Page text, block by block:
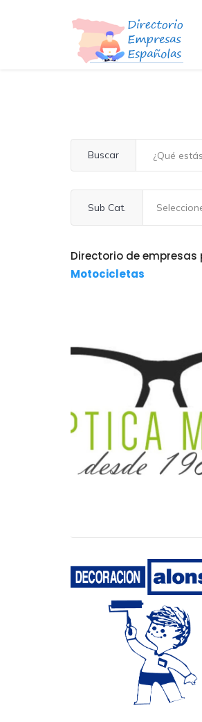
Buscar
Sub Cat.
Directorio de
Motocicletas